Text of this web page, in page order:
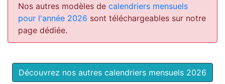
Nos autres modèles de calendriers mensuels
pour l'année 2026 sont téléchargeables sur notre
page dédiée.
Découvrez nos autres calendriers mensuels 2026